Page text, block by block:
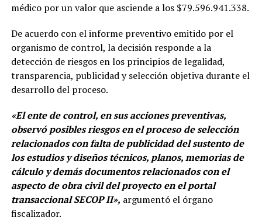
médico por un valor que asciende a los $79.596.941.338.
De acuerdo con el informe preventivo emitido por el
organismo de control, la decisión responde a la
detección de riesgos en los principios de legalidad,
transparencia, publicidad y selección objetiva durante el
desarrollo del proceso.
«El ente de control, en sus acciones preventivas,
observó posibles riesgos en el proceso de selección
relacionados con falta de publicidad del sustento de
los estudios y diseños técnicos, planos, memorias de
cálculo y demás documentos relacionados con el
aspecto de obra civil del proyecto en el portal
transaccional SECOP II», argumentó el órgano
fiscalizador.